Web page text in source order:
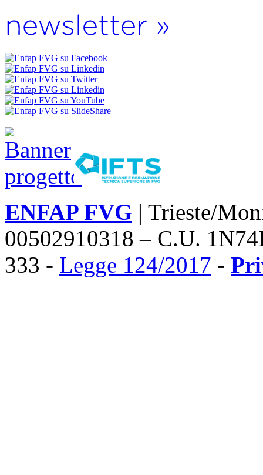
ENFAP FVG | Trieste/
00502910318 – C.U.
333 - Legge 124/2017 -